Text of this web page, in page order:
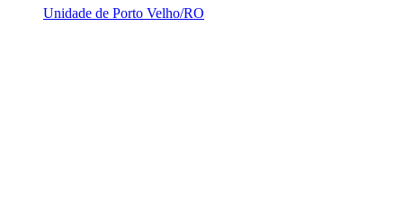
Unidade de Porto Velho/RO